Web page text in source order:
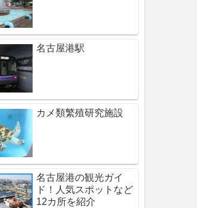
名古屋港駅
カメ類繁殖研究施設
名古屋港の観光ガイ
ド！人気スポットなど
12カ所を紹介